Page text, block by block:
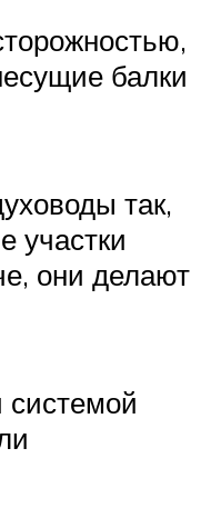
балки
так,
участки
они делают